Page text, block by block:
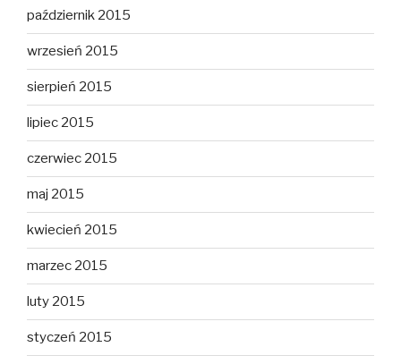
październik 2015
wrzesień 2015
sierpień 2015
lipiec 2015
czerwiec 2015
maj 2015
kwiecień 2015
marzec 2015
luty 2015
styczeń 2015